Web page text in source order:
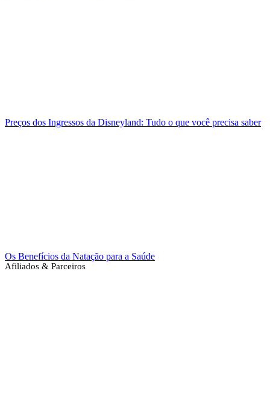
Preços dos Ingressos da Disneyland: Tudo o que você precisa saber
Os Benefícios da Natação para a Saúde
Afiliados & Parceiros